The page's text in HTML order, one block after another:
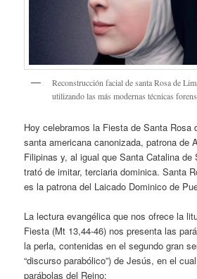
Reconstrucción facial de santa Rosa de
utilizando las más modernas técnicas
Hoy celebramos la Fiesta de Santa Rosa
santa americana canonizada, patrona de
Filipinas y, al igual que Santa Catalina de
trató de imitar, terciaria dominica. Santa
es la patrona del Laicado Dominico de
La lectura evangélica que nos ofrece la
Fiesta (Mt 13,44-46) nos presenta las
la perla, contenidas en el segundo gran
“discurso parabólico”) de Jesús, en el
parábolas del Reino: